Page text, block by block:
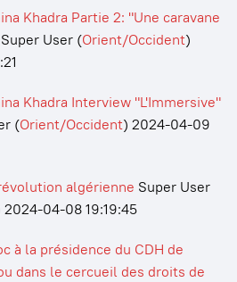
Khadra Partie 2: "Une caravane
Super User (Orient/Occident)
Khadra Interview "L'Immersive"
(Orient/Occident) 2024-04-09
algérienne Super User
2024-04-08 19:19:45
à la présidence du CDH de
dans le cercueil des droits de